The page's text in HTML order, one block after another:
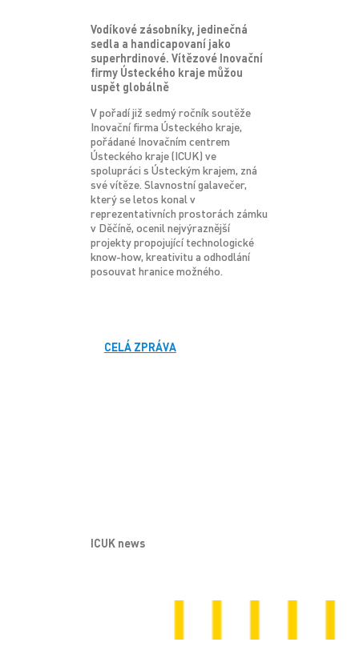
Vodíkové zásobníky, jedinečná
sedla a handicapovaní jako
superhrdinové. Vítězové Inovační
firmy Ústeckého kraje můžou
uspět globálně
V pořadí již sedmý ročník soutěže
Inovační firma Ústeckého kraje,
pořádané Inovačním centrem
Ústeckého kraje (ICUK) ve
spolupráci s Ústeckým krajem, zná
své vítěze. Slavnostní galavečer,
který se letos konal v
reprezentativních prostorách zámku
v Děčíně, ocenil nejvýraznější
projekty propojující technologické
know-how, kreativitu a odhodlání
posouvat hranice možného.
CELÁ ZPRÁVA
ICUK news